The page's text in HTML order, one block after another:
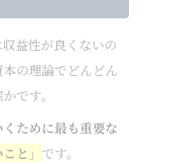
益性が良くないの
の理論でどんどん
です。
ために最も重要な
と」 です。